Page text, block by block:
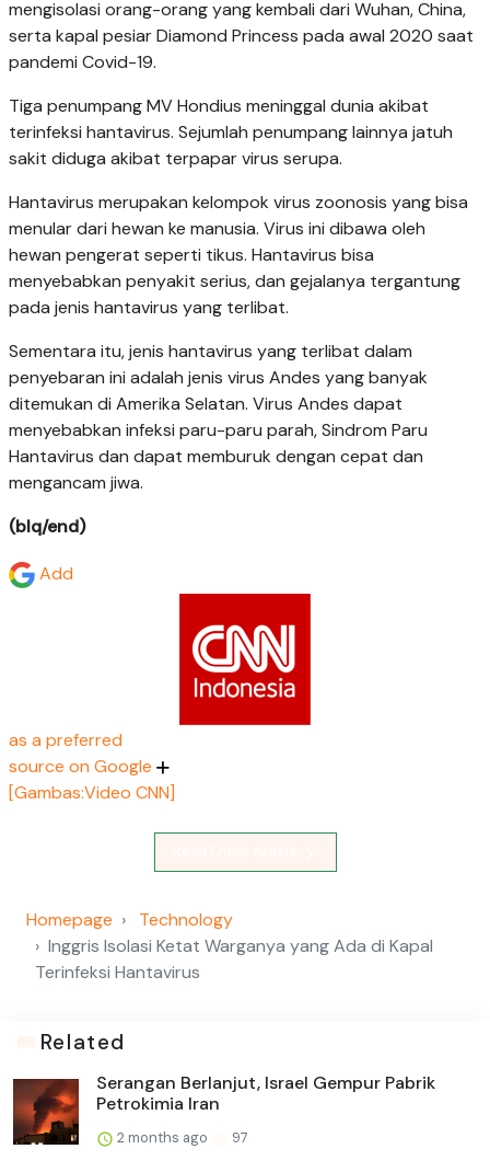
mengisolasi orang-orang yang kembali dari Wuhan, China,
serta kapal pesiar Diamond Princess pada awal 2020 saat
pandemi Covid-19.
Tiga penumpang MV Hondius meninggal dunia akibat
terinfeksi hantavirus. Sejumlah penumpang lainnya jatuh
sakit diduga akibat terpapar virus serupa.
Hantavirus merupakan kelompok virus zoonosis yang bisa
menular dari hewan ke manusia. Virus ini dibawa oleh
hewan pengerat seperti tikus. Hantavirus bisa
menyebabkan penyakit serius, dan gejalanya tergantung
pada jenis hantavirus yang terlibat.
Sementara itu, jenis hantavirus yang terlibat dalam
penyebaran ini adalah jenis virus Andes yang banyak
ditemukan di Amerika Selatan. Virus Andes dapat
menyebabkan infeksi paru-paru parah, Sindrom Paru
Hantavirus dan dapat memburuk dengan cepat dan
mengancam jiwa.
(blq/end)
Add
as a preferred
source on Google
[Gambas:Video CNN]
Homepage
Technology
Inggris Isolasi Ketat Warganya yang Ada di Kapal
Terinfeksi Hantavirus
Related
Serangan Berlanjut, Israel Gempur Pabrik
Petrokimia Iran
2 months ago 97